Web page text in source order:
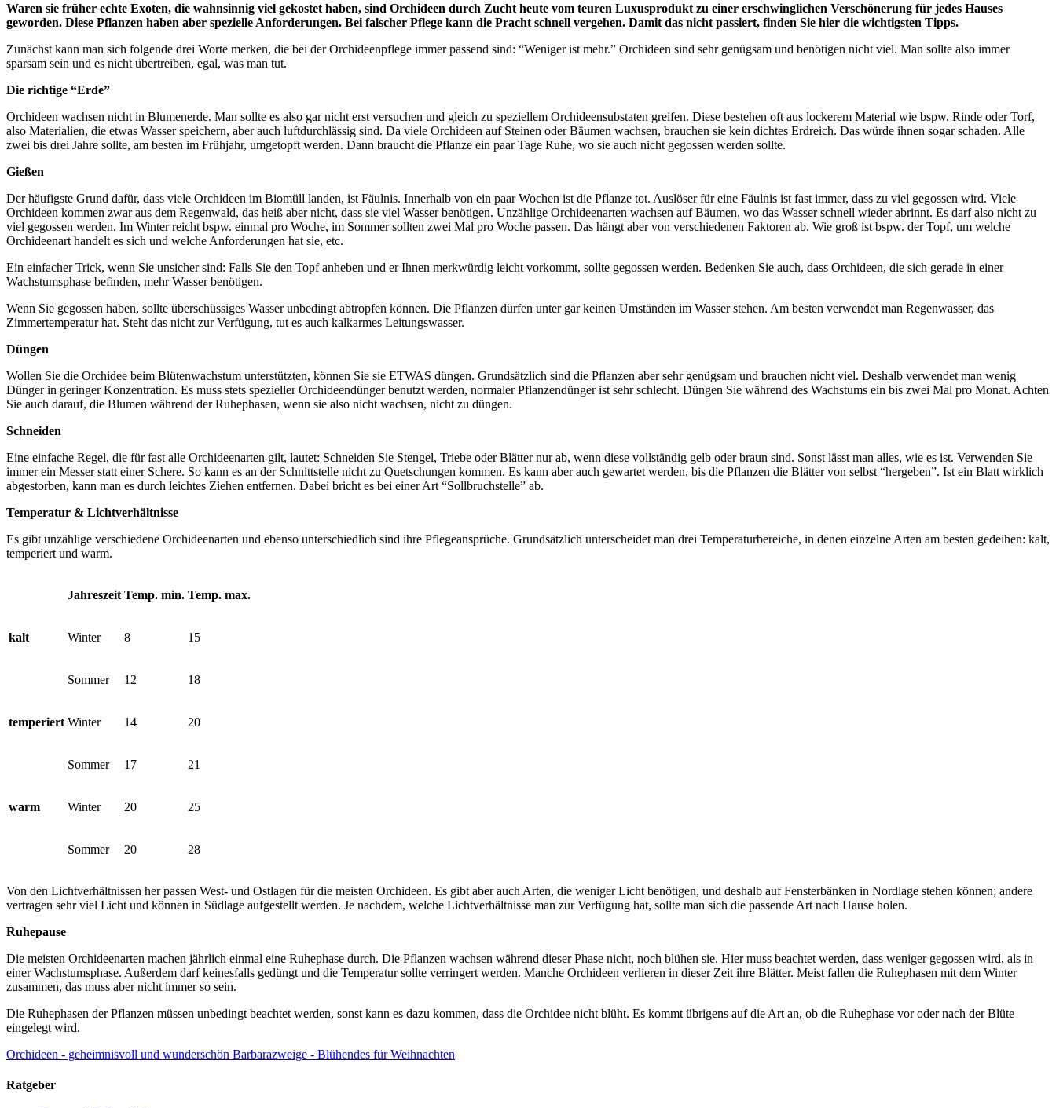
Waren sie früher echte Exoten, die wahnsinnig viel gekostet haben, sind Orchideen durch Zucht heute vom teuren Luxusprodukt zu einer erschwinglichen Verschönerung für jedes Hauses
geworden. Diese Pflanzen haben aber spezielle Anforderungen. Bei falscher Pflege kann die Pracht schnell vergehen. Damit das nicht passiert, finden Sie hier die wichtigsten Tipps.
Zunächst kann man sich folgende drei Worte merken, die bei der Orchideenpflege immer passend sind: “Weniger ist mehr.” Orchideen sind sehr genügsam und benötigen nicht viel. Man sollte also immer
sparsam sein und es nicht übertreiben, egal, was man tut.
Die richtige “Erde”
Orchideen wachsen nicht in Blumenerde. Man sollte es also gar nicht erst versuchen und gleich zu speziellem Orchideensubstaten greifen. Diese bestehen oft aus lockerem Material wie bspw. Rinde oder Torf,
also Materialien, die etwas Wasser speichern, aber auch luftdurchlässig sind. Da viele Orchideen auf Steinen oder Bäumen wachsen, brauchen sie kein dichtes Erdreich. Das würde ihnen sogar schaden. Alle
zwei bis drei Jahre sollte, am besten im Frühjahr, umgetopft werden. Dann braucht die Pflanze ein paar Tage Ruhe, wo sie auch nicht gegossen werden sollte.
Gießen
Der häufigste Grund dafür, dass viele Orchideen im Biomüll landen, ist Fäulnis. Innerhalb von ein paar Wochen ist die Pflanze tot. Auslöser für eine Fäulnis ist fast immer, dass zu viel gegossen wird. Viele
Orchideen kommen zwar aus dem Regenwald, das heiß aber nicht, dass sie viel Wasser benötigen. Unzählige Orchideenarten wachsen auf Bäumen, wo das Wasser schnell wieder abrinnt. Es darf also nicht zu
viel gegossen werden. Im Winter reicht bspw. einmal pro Woche, im Sommer sollten zwei Mal pro Woche passen. Das hängt aber von verschiedenen Faktoren ab. Wie groß ist bspw. der Topf, um welche
Orchideenart handelt es sich und welche Anforderungen hat sie, etc.
Ein einfacher Trick, wenn Sie unsicher sind: Falls Sie den Topf anheben und er Ihnen merkwürdig leicht vorkommt, sollte gegossen werden. Bedenken Sie auch, dass Orchideen, die sich gerade in einer
Wachstumsphase befinden, mehr Wasser benötigen.
Wenn Sie gegossen haben, sollte überschüssiges Wasser unbedingt abtropfen können. Die Pflanzen dürfen unter gar keinen Umständen im Wasser stehen. Am besten verwendet man Regenwasser, das
Zimmertemperatur hat. Steht das nicht zur Verfügung, tut es auch kalkarmes Leitungswasser.
Düngen
Wollen Sie die Orchidee beim Blütenwachstum unterstützten, können Sie sie ETWAS düngen. Grundsätzlich sind die Pflanzen aber sehr genügsam und brauchen nicht viel. Deshalb verwendet man wenig
Dünger in geringer Konzentration. Es muss stets spezieller Orchideendünger benutzt werden, normaler Pflanzendünger ist sehr schlecht. Düngen Sie während des Wachstums ein bis zwei Mal pro Monat. Achten
Sie auch darauf, die Blumen während der Ruhephasen, wenn sie also nicht wachsen, nicht zu düngen.
Schneiden
Eine einfache Regel, die für fast alle Orchideenarten gilt, lautet: Schneiden Sie Stengel, Triebe oder Blätter nur ab, wenn diese vollständig gelb oder braun sind. Sonst lässt man alles, wie es ist. Verwenden Sie
immer ein Messer statt einer Schere. So kann es an der Schnittstelle nicht zu Quetschungen kommen. Es kann aber auch gewartet werden, bis die Pflanzen die Blätter von selbst “hergeben”. Ist ein Blatt wirklich
abgestorben, kann man es durch leichtes Ziehen entfernen. Dabei bricht es bei einer Art “Sollbruchstelle” ab.
Temperatur & Lichtverhältnisse
Es gibt unzählige verschiedene Orchideenarten und ebenso unterschiedlich sind ihre Pflegeansprüche. Grundsätzlich unterscheidet man drei Temperaturbereiche, in denen einzelne Arten am besten gedeihen: kalt,
temperiert und warm.
Jahreszeit Temp. min. Temp. max.
kalt Winter 8 15
Sommer 12 18
temperiert Winter 14 20
Sommer 17 21
warm Winter 20 25
Sommer 20 28
Von den Lichtverhältnissen her passen West- und Ostlagen für die meisten Orchideen. Es gibt aber auch Arten, die weniger Licht benötigen, und deshalb auf Fensterbänken in Nordlage stehen können; andere
vertragen sehr viel Licht und können in Südlage aufgestellt werden. Je nachdem, welche Lichtverhältnisse man zur Verfügung hat, sollte man sich die passende Art nach Hause holen.
Ruhepause
Die meisten Orchideenarten machen jährlich einmal eine Ruhephase durch. Die Pflanzen wachsen während dieser Phase nicht, noch blühen sie. Hier muss beachtet werden, dass weniger gegossen wird, als in
einer Wachstumsphase. Außerdem darf keinesfalls gedüngt und die Temperatur sollte verringert werden. Manche Orchideen verlieren in dieser Zeit ihre Blätter. Meist fallen die Ruhephasen mit dem Winter
zusammen, das muss aber nicht immer so sein.
Die Ruhephasen der Pflanzen müssen unbedingt beachtet werden, sonst kann es dazu kommen, dass die Orchidee nicht blüht. Es kommt übrigens auf die Art an, ob die Ruhephase vor oder nach der Blüte
eingelegt wird.
Orchideen - geheimnisvoll und wunderschön Barbarazweige - Blühendes für Weihnachten
Ratgeber